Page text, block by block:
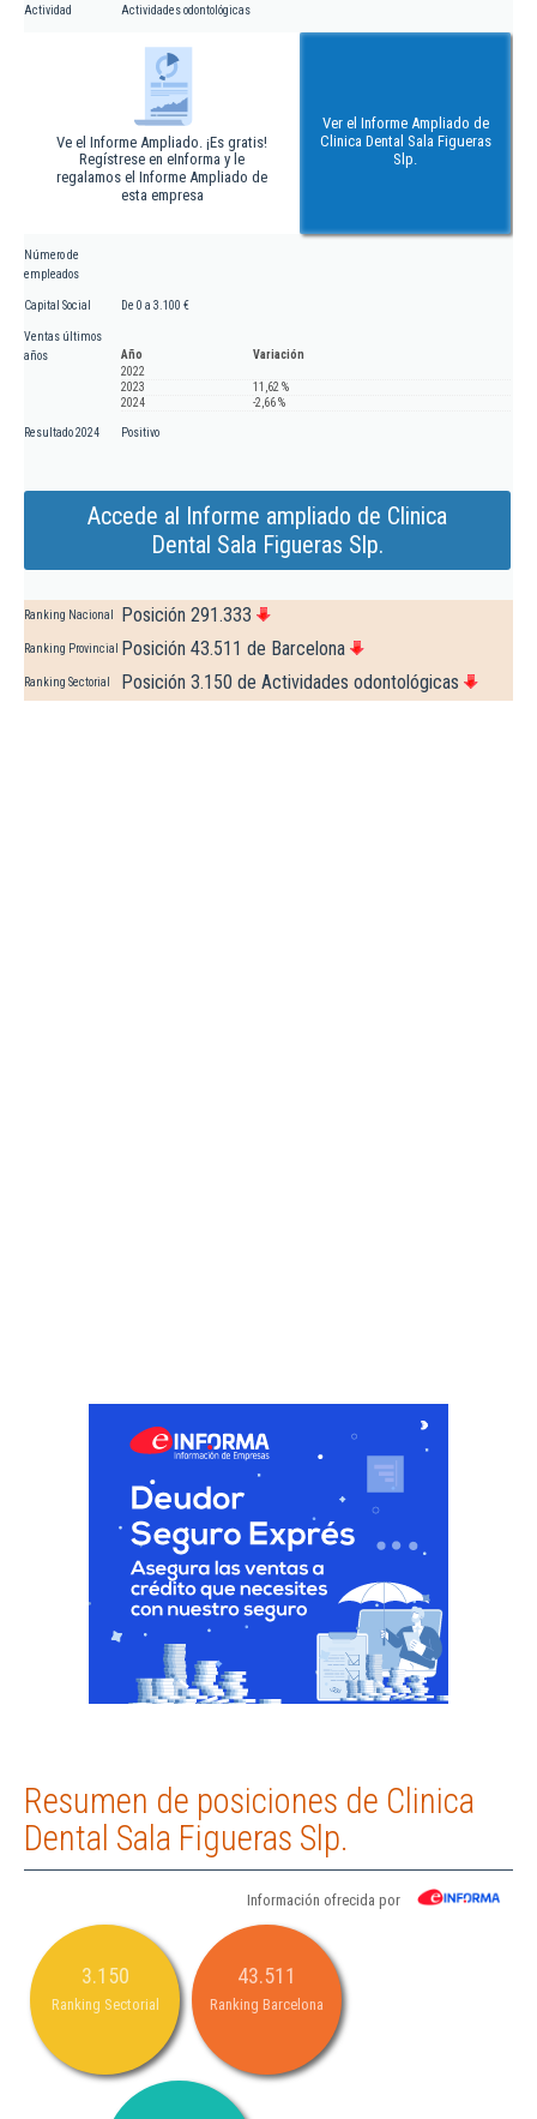
Actividad Actividades odontológicas
Ve el Informe Ampliado. ¡Es gratis!
Regístrese en eInforma y le
regalamos el Informe Ampliado de
esta empresa
Ver el Informe Ampliado de
Clinica Dental Sala Figueras
Slp.
Número de
empleados
Capital Social De 0 a 3.100 €
Ventas últimos
años
Año
Variación
2022
2023
11,62 %
2024
-2,66 %
Resultado 2024 Positivo
Accede al Informe ampliado de Clinica
Dental Sala Figueras Slp.
Ranking Nacional Posición 291.333
Ranking Provincial Posición 43.511 de Barcelona
Ranking Sectorial Posición 3.150 de Actividades odontológicas
Resumen de posiciones de Clinica
Dental Sala Figueras Slp.
Información ofrecida por
3.150
Ranking Sectorial
43.511
Ranking Barcelona